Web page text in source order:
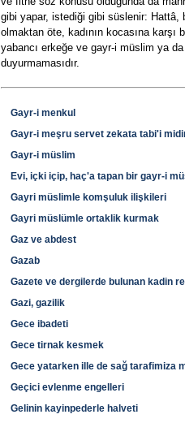
gibi yapar, istediği gibi süslenir: Hattâ,
olmaktan öte, kadının kocasına
yabancı erkeğe ve gayr-i müslim ya
duyurmamasıdır.
Gayr-i menkul
Gayr-i meşru servet zekata tabi'i
Gayr-i müslim
Evi, içki içip, haç'a tapan bir gayr-i
Gayri müslimle komşuluk ilişkileri
Gayri müslümle ortaklik kurmak
Gaz ve abdest
Gazab
Gazete ve dergilerde bulunan kadin
Gazi, gazilik
Gece ibadeti
Gece tirnak kesmek
Gece yatarken ille de sağ tarafimiza
Geçici evlenme engelleri
Gelinin kayinpederle halveti